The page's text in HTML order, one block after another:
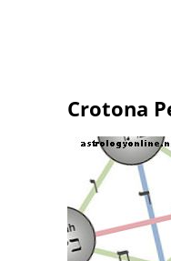
Crotona